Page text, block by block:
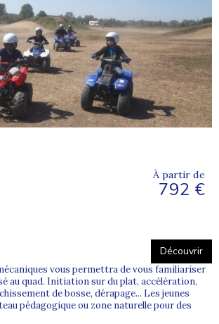
À partir de
792 €
Découvrir
vous permettra de vous familiariser
au quad. Initiation sur du plat, accélération,
de bosse, dérapage... Les jeunes
pédagogique ou zone naturelle pour des